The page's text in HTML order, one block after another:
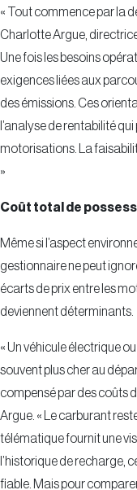
« Tout commence par la
Charlotte Argue,
Une fois les besoins
exigences liées aux
des émissions. Ces
l’analyse de rentabilité
motorisations. La
»
Coût total de
Même si l’aspect
gestionnaire ne peut
écarts de prix entre les
deviennent déterminants.
« Un véhicule électrique
souvent plus cher au
compensé par des coûts
Argue. « Le carburant
télématique fournit une
l’historique de recharge,
fiable. Mais pour